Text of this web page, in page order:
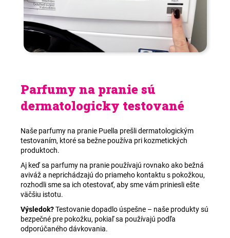
Chcete vedieť viac? Pozrite si našu podstránkuNávody
Parfumy na pranie sú
dermatologicky testované
Naše parfumy na pranie Puella prešli dermatologickým
testovaním, ktoré sa bežne používa pri kozmetických
produktoch.
Aj keď sa parfumy na pranie používajú rovnako ako bežná
aviváž a neprichádzajú do priameho kontaktu s pokožkou,
rozhodli sme sa ich otestovať, aby sme vám priniesli ešte
väčšiu istotu.
Výsledok?Testovanie dopadlo úspešne – naše produkty sú
bezpečné pre pokožku, pokiaľ sa používajú podľa
odporúčaného dávkovania.